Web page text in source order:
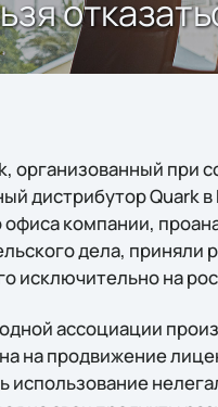
организованный при
дистрибутор Quark в
компании,
дела, приняли
исключительно на
ассоциации
на продвижение
использование